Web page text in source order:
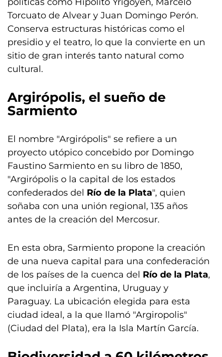
Torcuato de Alvear y Juan Domingo Perón.
Conserva estructuras históricas como el
presidio y el teatro, lo que la convierte en un
sitio de gran interés tanto natural como
cultural.
Argirópolis, el sueño de
Sarmiento
El nombre "Argirópolis" se refiere a un
proyecto utópico concebido por Domingo
Faustino Sarmiento en su libro de 1850,
"Argirópolis o la capital de los estados
confederados del Río de la Plata", quien
soñaba con una unión regional, 135 años
antes de la creación del Mercosur.
En esta obra, Sarmiento propone la creación
de una nueva capital para una confederación
de los países de la cuenca del Río de la Plata,
que incluiría a Argentina, Uruguay y
Paraguay. La ubicación elegida para esta
ciudad ideal, a la que llamó "Argiropolis"
(Ciudad del Plata), era la Isla Martín García.